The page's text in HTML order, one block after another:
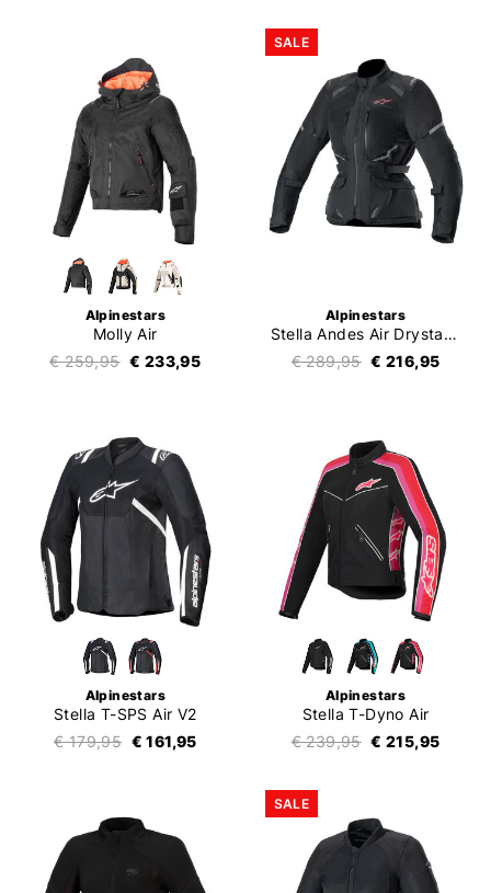
Alpinestars
Molly Air
€ 259,95 € 233,95
SALE
Alpinestars
Stella Andes Air Drystar Jacket
€ 289,95 € 216,95
Alpinestars
Stella T-SPS Air V2
€ 179,95 € 161,95
Alpinestars
Stella T-Dyno Air
€ 239,95 € 215,95
SALE